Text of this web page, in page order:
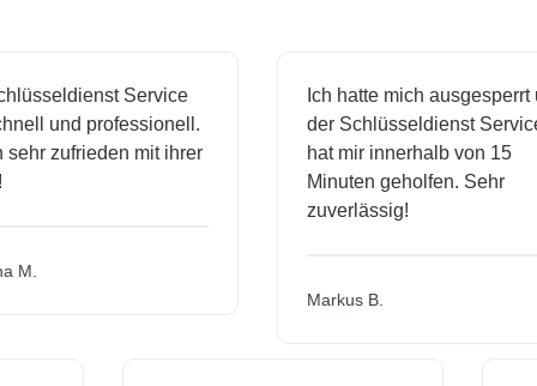
Service
und professionell.
zufrieden mit ihrer
M.
Ich hatte mich ausgesperrt
der Schlüsseldienst Service
hat mir innerhalb von 15
Minuten geholfen. Sehr
zuverlässig!
Markus B.